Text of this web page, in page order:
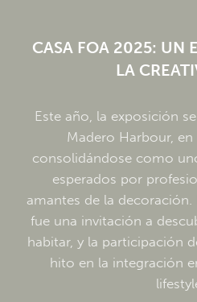
CASA FOA 2025: UN
LA
Este año, la exposición
Madero Harbour, en
consolidándose como
esperados por
amantes de la decoración.
fue una invitación a
habitar, y la participación
hito en la integración